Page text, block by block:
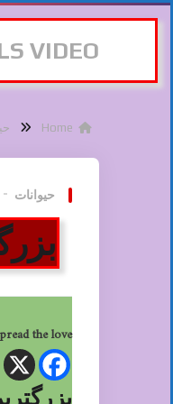
VIDEO
حیوانات
the love